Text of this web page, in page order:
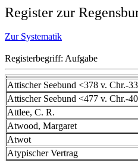
Register zur
Zur Systematik
Registerbegriff: Aufgabe
Attischer Seebund <378 v. Chr.-
Attischer Seebund <477 v. Chr.-
Attlee, C. R.
Atwood, Margaret
Atwot
Atypischer Vertrag